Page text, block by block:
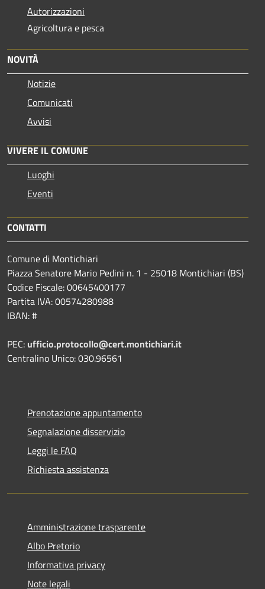
Autorizzazioni
Agricoltura e pesca
NOVITÀ
Notizie
Comunicati
Avvisi
VIVERE IL COMUNE
Luoghi
Eventi
CONTATTI
Comune di Montichiari
Piazza Senatore Mario Pedini n. 1 - 25018 Montichiari (BS)
Codice Fiscale: 00645400177
Partita IVA: 00574280988
IBAN: #
PEC: ufficio.protocollo@cert.montichiari.it
Centralino Unico: 030.96561
Prenotazione appuntamento
Segnalazione disservizio
Leggi le FAQ
Richiesta assistenza
Amministrazione trasparente
Albo Pretorio
Informativa privacy
Note legali